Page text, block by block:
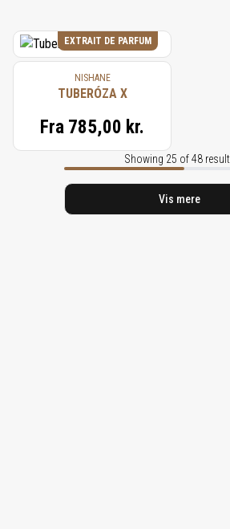
EXTRAIT DE PARFUM
NISHANE
TUBERÓZA X
Fra 785,00 kr.
Showing 25 of 48
Vis mere